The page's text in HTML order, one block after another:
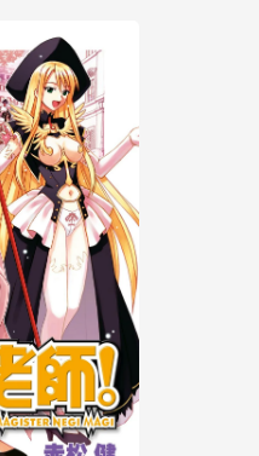
資產合併與書櫃開通申請